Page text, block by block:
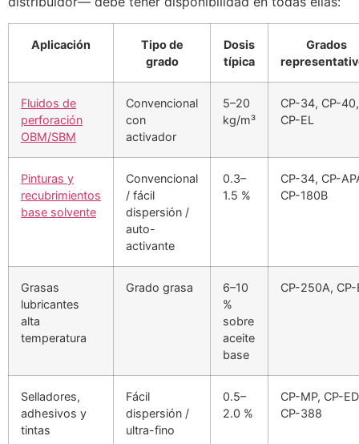
Aplicación
Tipo de
grado
Dosis
típica
Grados
Fluidos de
perforación
OBM/SBM
Convencional
con
activador
5–20
kg/m³
CP-34, CP-40,
CP-EL
Pinturas y
recubrimientos
base solvente
Convencional
/ fácil
dispersión /
auto-
activante
0.3–
1.5 %
CP-34, CP-
CP-180B
Grasas
lubricantes
alta
temperatura
Grado grasa
6–10
%
sobre
aceite
base
CP-250A, CP-
Selladores,
adhesivos y
tintas
Fácil
dispersión /
ultra-fino
0.5–
2.0 %
CP-MP, CP-
CP-388